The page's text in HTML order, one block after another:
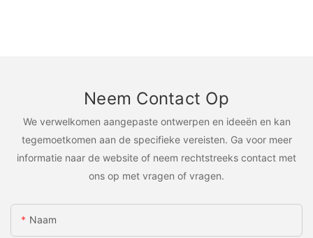
Neem Contact Op
We verwelkomen aangepaste ontwerpen en ideeën en kan
tegemoetkomen aan de specifieke vereisten. Ga voor meer
informatie naar de website of neem rechtstreeks contact met
ons op met vragen of vragen.
Naam